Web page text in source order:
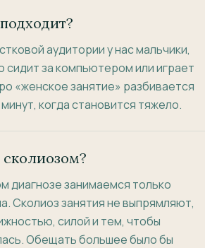
аудитории у нас мальчики,
сидит за компьютером или играет
«женское занятие» разбивается
когда становится тяжело.
диагнозе занимаемся только
Сколиоз занятия не выпрямляют,
силой и тем, чтобы
Обещать большее было бы